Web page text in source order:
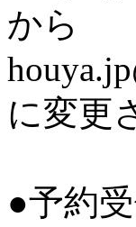
から
に変更
●予約